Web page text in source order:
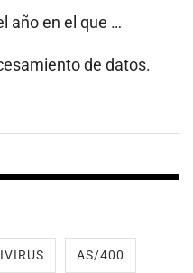
año en el que …
de datos.
AS/400